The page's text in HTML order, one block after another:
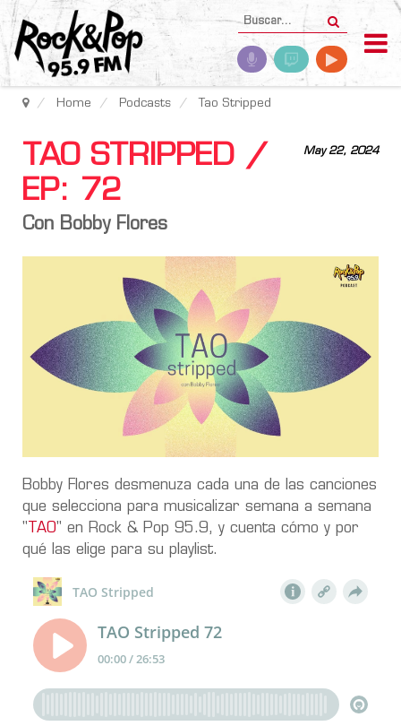
Home Podcasts Tao Stripped
May 22, 2024
TAO STRIPPED /
EP: 72
Con Bobby Flores
Bobby Flores desmenuza cada una de las canciones
que selecciona para musicalizar semana a semana
" TAO" en Rock & Pop 95.9, y cuenta cómo y por
qué las elige para su playlist.